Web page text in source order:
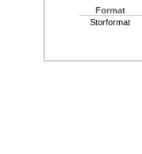
Format
Storformat